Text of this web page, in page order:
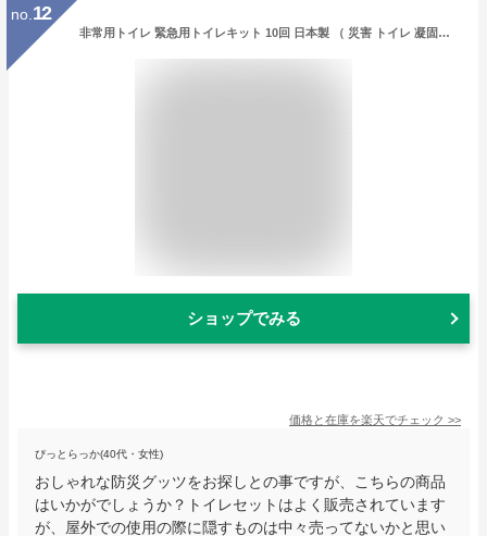
no. 12
非常用トイレ 緊急用トイレキット 10回 日本製 （ 災害 トイレ 凝固剤 防災セット 防災グッズ おしゃれ 非常時 簡易トイレ 介護 断水 防災 緊急用 簡易 キャンプ 持ち運び 携帯トイレ 非常トイレ 使い捨て 災害時 避難時 緊急時 ）【3980円以上送料無料】
ショップでみる
価格と在庫を楽天でチェック >>
ぴっとらっか(40代・女性)
おしゃれな防災グッツをお探しとの事ですが、こちらの商品
はいかがでしょうか？トイレセットはよく販売されています
が、屋外での使用の際に隠すものは中々売ってないかと思い